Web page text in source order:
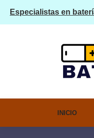
Especialistas en
INICIO